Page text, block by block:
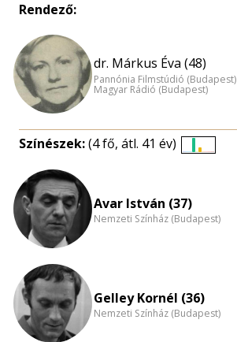
Rendező:
dr. Márkus Éva (48)
Pannónia Filmstúdió (Budapest)
Magyar Rádió (Budapest)
Színészek:(4 fő, átl. 41 év)
Avar István (37)
Nemzeti Színház (Budapest)
Gelley Kornél (36)
Nemzeti Színház (Budapest)